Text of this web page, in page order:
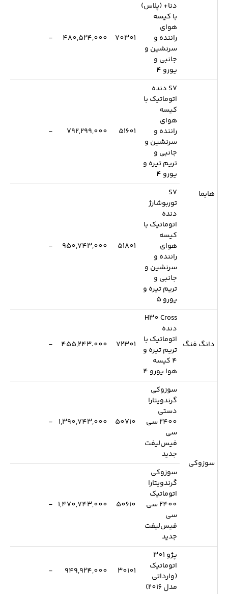
دنا+ (پلاس)
با کیسه
هوای
راننده و
سرنشین و
جانبی و
یورو 4
70301
480,524,000
-
هایما
S7 دنده
اتوماتیک با
کیسه
هوای
راننده و
سرنشین و
جانبی و
تریم تیره و
یورو 4
51601
792,299,000
-
S7
توربوشارژ
دنده
اتوماتیک با
کیسه
هوای
راننده و
سرنشین و
جانبی و
تریم تیره و
یورو 5
51801
950,743,000
-
دانگ فنگ
H30 Cross
دنده
اتوماتیک با
تریم تیره و
4 کیسه
هوا یورو 4
72301
455,243.000
-
سوزوکی
سوزوکی
گرندویتارا
دستی
2400 سی
سی
فیس‌لیفت
جدید
50710
1,390,743,000
-
سوزوکی
گرندویتارا
اتوماتیک
2400 سی
سی
فیس‌لیفت
جدید
50610
1,470,743,000
-
پژو 301
اتوماتیک
(وارداتی
مدل 2016)
30101
949,924,000
-